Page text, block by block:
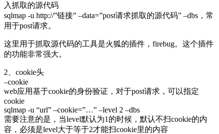
入抓取的源代码
sqlmap -u http://”链接” –data=”post请求抓取的源代码” –dbs，常
用于post请求。
这里用于抓取源代码的工具是火狐的插件，firebug。这个插件
的功能非常强大。
2、cookie头
–cookie
web应用基于cookie的身份验证，对于post请求，可以指定
cookie
sqlmap -u “url” –cookie=”…” –level 2 –dbs
需要注意的是，当level默认为1的时候，默认不扫cookie的内
容，必须是level大于等于2才能扫cookie里的内容